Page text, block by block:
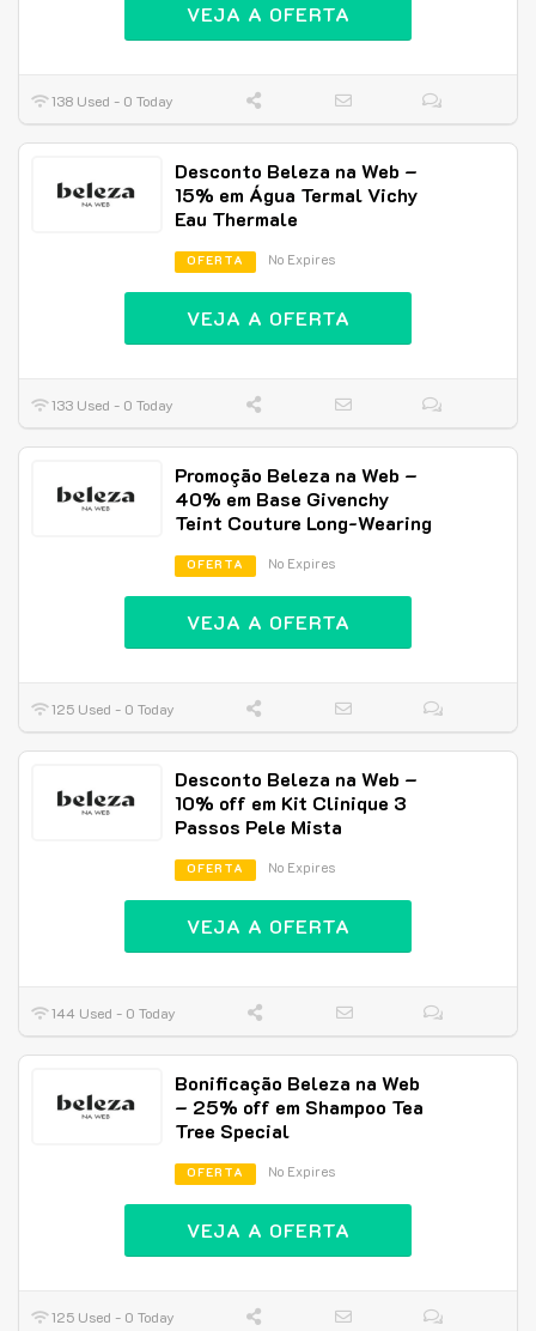
VEJA A OFERTA
138 Used - 0 Today
Desconto Beleza na Web –
15% em Água Termal Vichy
Eau Thermale
OFERTA No Expires
VEJA A OFERTA
133 Used - 0 Today
Promoção Beleza na Web –
40% em Base Givenchy
Teint Couture Long-Wearing
OFERTA No Expires
VEJA A OFERTA
125 Used - 0 Today
Desconto Beleza na Web –
10% off em Kit Clinique 3
Passos Pele Mista
OFERTA No Expires
VEJA A OFERTA
144 Used - 0 Today
Bonificação Beleza na Web
– 25% off em Shampoo Tea
Tree Special
OFERTA No Expires
VEJA A OFERTA
125 Used - 0 Today